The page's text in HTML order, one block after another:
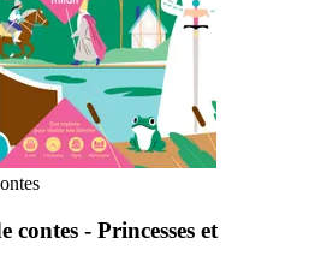
contes - Princesses et